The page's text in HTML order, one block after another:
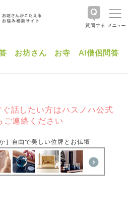
お坊さん お寺 AI僧侶問答
話したい方はハスノハ公式
ご連絡ください
］自由で美しい位牌とお仏壇